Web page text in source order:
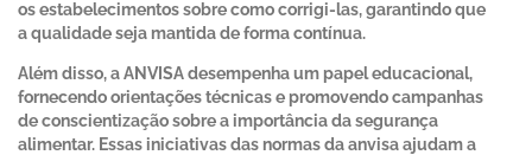
os estabelecimentos sobre como corrigi-las, garantindo que
a qualidade seja mantida de forma contínua.
Além disso, a ANVISA desempenha um papel educacional,
fornecendo orientações técnicas e promovendo campanhas
de conscientização sobre a importância da segurança
alimentar. Essas iniciativas das normas da anvisa ajudam a